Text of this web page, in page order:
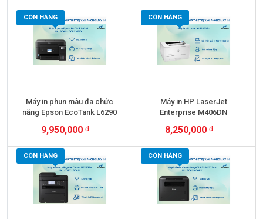
CÒN HÀNG
Máy in phun màu đa chức
năng Epson EcoTank L6290
Fax| ADF| A4| A5| USB|
LAN| WIFI)
9,950,000+ VAT
CÒN HÀNG
Máy in HP LaserJet
Enterprise M406DN
8,250,000+ VAT
CÒN HÀNG CÒN HÀNG